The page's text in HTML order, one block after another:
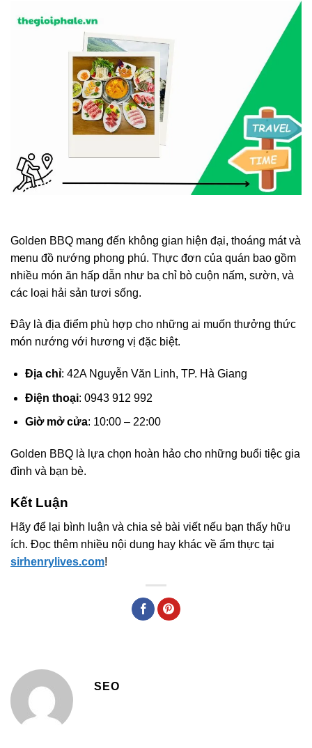
Golden BBQ mang đến không gian hiện đại, thoáng mát và
menu đồ nướng phong phú. Thực đơn của quán bao gồm
nhiều món ăn hấp dẫn như ba chỉ bò cuộn nấm, sườn, và
các loại hải sản tươi sống.
Đây là địa điểm phù hợp cho những ai muốn thưởng thức
món nướng với hương vị đặc biệt.
Địa chỉ: 42A Nguyễn Văn Linh, TP. Hà Giang
Điện thoại: 0943 912 992
Giờ mở cửa: 10:00 – 22:00
Golden BBQ là lựa chọn hoàn hảo cho những buổi tiệc gia
đình và bạn bè.
Kết Luận
Hãy để lại bình luận và chia sẻ bài viết nếu bạn thấy hữu
ích. Đọc thêm nhiều nội dung hay khác về ẩm thực tại
sirhenrylives.com!
SEO